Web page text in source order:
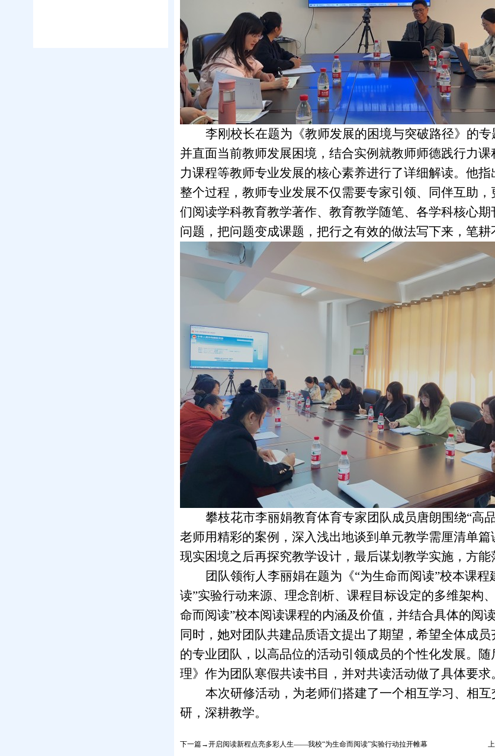
李刚校长在题为《教师发展的困境与突破路径》的
并直面当前教师发展困境，结合实例就教师师德践行力
力课程等教师专业发展的核心素养进行了详细解读。他
整个过程，教师专业发展不仅需要专家引领、同伴互助
们阅读学科教育教学著作、教育教学随笔、各学科核心
问题，把问题变成课题，把行之有效的做法写下来，笔耕
攀枝花市李丽娟教育体育专家团队成员唐朗围绕“高
老师用精彩的案例，深入浅出地谈到单元教学需厘清单
现实困境之后再探究教学设计，最后谋划教学实施，方能
团队领衔人李丽娟在题为《“为生命而阅读”校本课
读”实验行动来源、理念剖析、课程目标设定的多维架构
命而阅读”校本阅读课程的内涵及价值，并结合具体的阅
同时，她对团队共建品质语文提出了期望，希望全体成
的专业团队，以高品位的活动引领成员的个性化发展。
理》作为团队寒假共读书目，并对共读活动做了具体要求
本次研修活动，为老师们搭建了一个相互学习、相
研，深耕教学。
下一篇→开启阅读新程点亮多彩人生——我校“为生命而阅读”实验行动拉开帷幕